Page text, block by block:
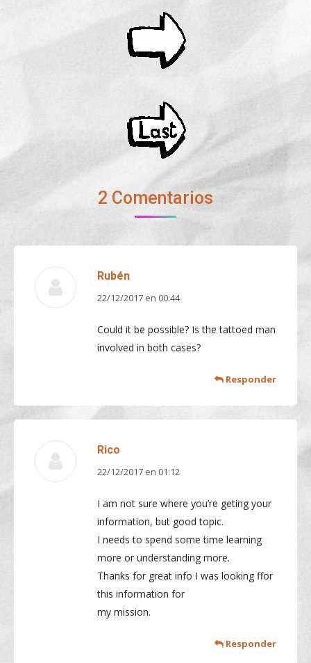
2 Comentarios
Rubén
dice:
22/12/2017 en 00:44
Could it be possible? Is the tattoed man
involved in both cases?
Responder
Rico
dice:
22/12/2017 en 01:12
I am not sure where you’re geting your
information, but good topic.
I needs to spend some time learning
more or understanding more.
Thanks for great info I was looking ffor
this information for
my mission.
Responder